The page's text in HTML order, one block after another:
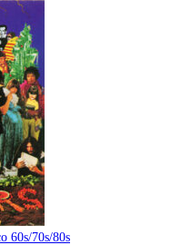
60s/70s/80s